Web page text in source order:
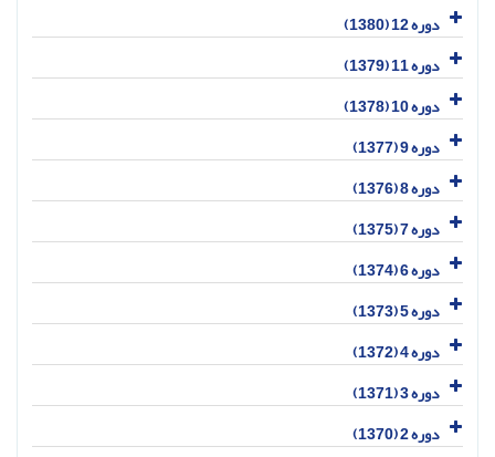
دوره 12 (1380)
دوره 11 (1379)
دوره 10 (1378)
دوره 9 (1377)
دوره 8 (1376)
دوره 7 (1375)
دوره 6 (1374)
دوره 5 (1373)
دوره 4 (1372)
دوره 3 (1371)
دوره 2 (1370)